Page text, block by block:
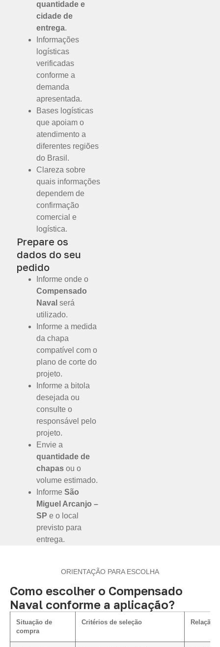
quantidade e
cidade de
entrega.
Informações
logísticas
verificadas
conforme a
demanda
apresentada.
Bases logísticas
que apoiam o
atendimento a
diferentes regiões
do Brasil.
Clareza sobre
quais informações
dependem de
confirmação
comercial e
logística.
Prepare os
dados do seu
pedido
Informe onde o
Compensado
Naval será
utilizado.
Informe a medida
da chapa
compatível com o
plano de corte do
projeto.
Informe a bitola
desejada ou
consulte o
responsável pelo
projeto.
Envie a
quantidade de
chapas ou o
volume estimado.
Informe São
Miguel Arcanjo –
SP e o local
previsto para
entrega.
ORIENTAÇÃO PARA ESCOLHA
Como escolher o Compensado
Naval conforme a aplicação?
Situação de
compra
Critérios de seleção Relação